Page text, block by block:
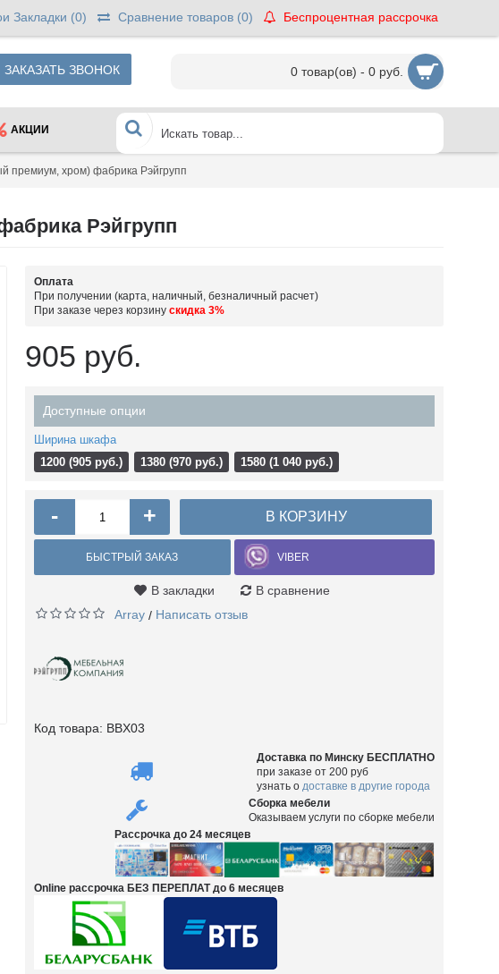
Закладки (0) Сравнение товаров (0) Беспроцентная рассрочка
ЗАКАЗАТЬ ЗВОНОК 0 товар(ов) - 0 руб.
АКЦИИ
премиум, хром) фабрика Рэйгрупп
Рэйгрупп
Оплата
При получении (карта, наличный, безналичный расчет)
При заказе через корзину скидка 3%
905 руб.
Доступные опции
Ширина шкафа
1200 (905 руб.)
1380 (970 руб.) 1580 (1 040 руб.)
- + В КОРЗИНУ
БЫСТРЫЙ ЗАКАЗ VIBER
В закладки
В сравнение
Array / Написать отзыв
Код товара: BBX03
Доставка по Минску БЕСПЛАТНО
при заказе от 200 руб
узнать о доставке в другие города
Сборка мебели
Оказываем услуги по сборке мебели
Рассрочка до 24 месяцев
Online рассрочка БЕЗ ПЕРЕПЛАТ до 6 месяцев